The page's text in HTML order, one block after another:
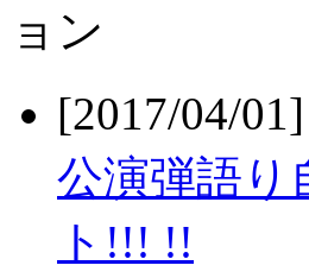
[2017/04/
公演弾語り
ト!!! !!